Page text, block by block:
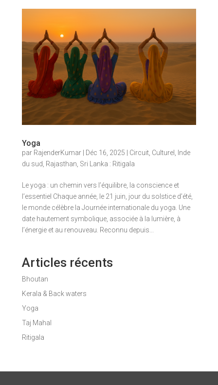
Yoga
par RajenderKumar| Déc 16, 2025 | Circuit, Culturel Inde
du sud Rajasthan Sri Lanka : Ritigala
Le yoga : un chemin vers l’équilibre, la conscience et
l’essentiel Chaque année, le 21 juin, jour du solstice d’été,
le monde célèbre la Journée internationale du yoga. Une
date hautement symbolique, associée à la lumière, à
l’énergie et au renouveau. Reconnu depuis...
Articles récents
Bhoutan
Kerala & Back waters
Yoga
Taj Mahal
Ritigala